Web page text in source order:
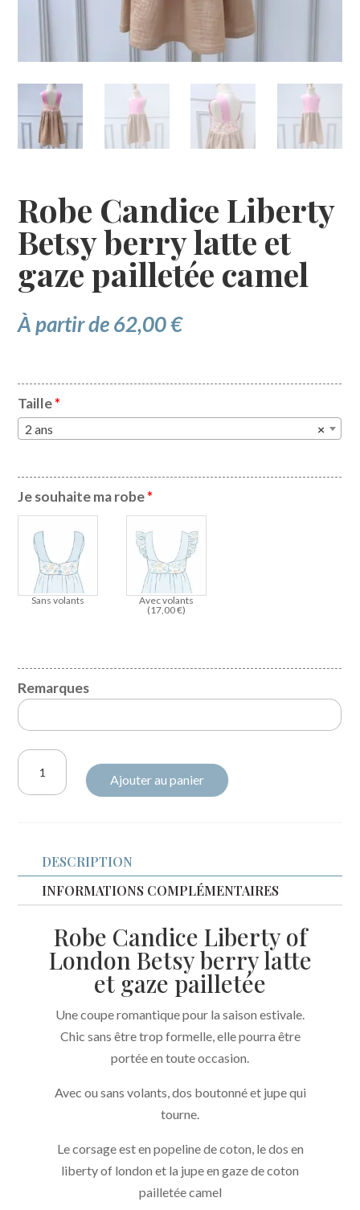
Robe Candice Liberty
Betsy berry latte et
gaze pailletée camel
À partir de62,00€
Taille*
×
2 ans
Je souhaite ma robe*
Sans volants
Avec volants
(17,00€)
Remarques
quantité
Betsy
berry
Ajouter au panier
DESCRIPTION
INFORMATIONS COMPLÉMENTAIRES
Robe Candice Liberty of
London Betsy berry latte
et gaze pailletée
Une coupe romantique pour la saison estivale.
Chic sans être trop formelle, elle pourra être
portée en toute occasion.
Avec ou sans volants, dos boutonné et jupe qui
tourne.
Le corsage est en popeline de coton, le dos en
liberty of london et la jupe en gaze de coton
pailletée camel